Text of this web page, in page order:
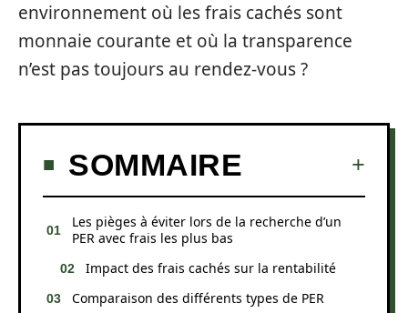
environnement où les frais cachés sont
monnaie courante et où la transparence
n’est pas toujours au rendez-vous ?
SOMMAIRE
Les pièges à éviter lors de la recherche d’un
PER avec frais les plus bas
Impact des frais cachés sur la rentabilité
Comparaison des différents types de PER